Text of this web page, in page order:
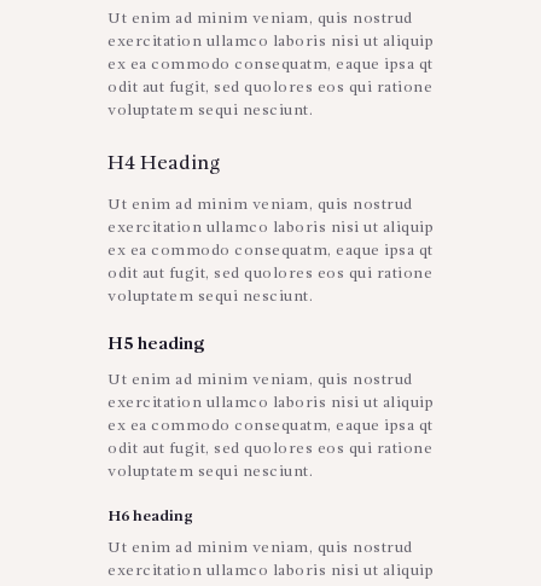
Ut enim ad minim veniam, quis nostrud
exercitation ullamco laboris nisi ut aliquip
ex ea commodo consequatm, eaque ipsa qt
odit aut fugit, sed quolores eos qui ratione
voluptatem sequi nesciunt.
H4 Heading
Ut enim ad minim veniam, quis nostrud
exercitation ullamco laboris nisi ut aliquip
ex ea commodo consequatm, eaque ipsa qt
odit aut fugit, sed quolores eos qui ratione
voluptatem sequi nesciunt.
H5 heading
Ut enim ad minim veniam, quis nostrud
exercitation ullamco laboris nisi ut aliquip
ex ea commodo consequatm, eaque ipsa qt
odit aut fugit, sed quolores eos qui ratione
voluptatem sequi nesciunt.
H6 heading
Ut enim ad minim veniam, quis nostrud
exercitation ullamco laboris nisi ut aliquip